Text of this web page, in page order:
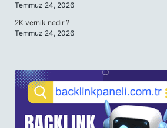
Temmuz 24, 2026
2K vernik nedir ?
Temmuz 24, 2026